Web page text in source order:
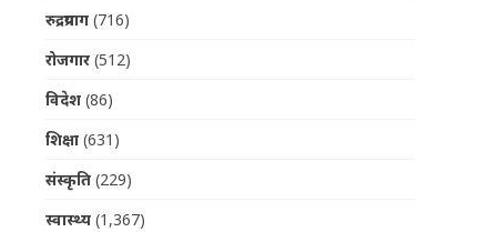
रुद्रप्रयाग(716)
रोजगार(512)
विदेश(86)
शिक्षा(631)
संस्कृति(229)
स्वास्थ्य(1,367)